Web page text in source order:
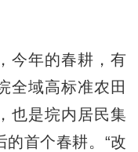
年的春耕，有
全域高标准农田
也是垸内居民集
首个春耕。“改